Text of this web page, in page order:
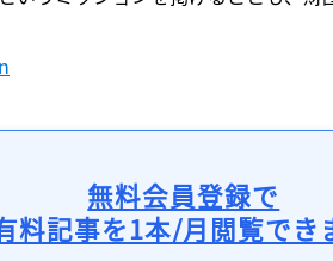
無料会員登録で
料記事を1本/月閲覧でき